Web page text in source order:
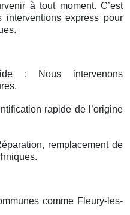
à tout moment. C’est
interventions express pour
: Nous intervenons
rapide de l’origine
remplacement de
comme Fleury-les-